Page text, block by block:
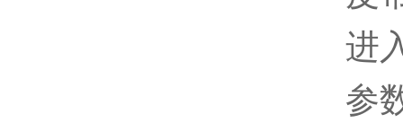
进
参